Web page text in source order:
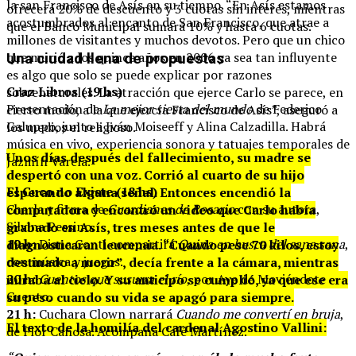
la san Francisco de Asís en su tiempo. “En Asís estamos
acostumbrados al encanto de San Francisco, que atrae a
millones de visitantes y muchos devotos. Pero que un chico
que murió a los quince años en 2006 ya sea tan influyente
es algo que solo se puede explicar por razones
sobrenaturales. La atracción que ejerce Carlo se parece, en
cierto modo, a la que ejercía Francisco de Asís”, aseguró a
los medios el religioso.
Unos días después del fallecimiento, su madre se
despertó con una voz. Corrió al cuarto de su hijo
esperando alguna señal. Entonces encendió la
computadora y encontró un video que Carlo había
grabado en Asís, tres meses antes de que le
diagnosticaran leucemia. “Cuando pese 70 kilos, estoy
destinado a morir”, decía frente a la cámara, mientras
miraba al cielo. Y su anticipo se cumplió, ya que ese era
su peso cuando su vida se apagó para siempre.
El texto de la homilía del cardenal Agostino Vallini:
ofrecerá 20% de descuento y 3 cuotas sin interés, mientras
que el Banco Municipal sumará 10% y hasta 6 cuotas.
Una ciudad llena de propuestas
Craz Libros (19 hs)
Presentación deLa mejor siesta del mundode Federico
Galuppo, junto a Iván Moiseeff y Alina Calzadilla. Habrá
música en vivo, experiencia sonora y tatuajes temporales de
Jazmín Varela.
El Cuco no Existe (18 hs)
Charla y firma deGuardianes de Rosariocon su autora,
Silvina Pessino.
19 h:Diana Conti compartiráQuina en busca del sana sana,
con música y juegos.
20 h:Cuentos que susurra el río, por Aye de Moviéndote
Cuento.
21 h: Cuchara Clown narrará Cuando me convertí en bruja,
de Flor Canosa. Acompaña Café Martínez.